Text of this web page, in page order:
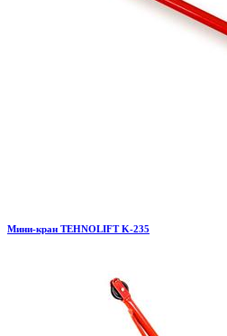
Мини-кран TEHNOLIFT K-235